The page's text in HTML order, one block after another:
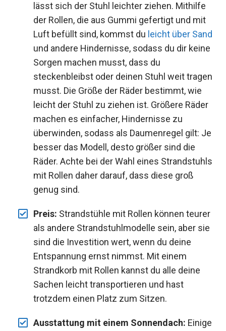
lässt sich der Stuhl leichter ziehen. Mithilfe
der Rollen, die aus Gummi gefertigt und mit
Luft befüllt sind, kommst du leicht über Sand
und andere Hindernisse, sodass du dir keine
Sorgen machen musst, dass du
steckenbleibst oder deinen Stuhl weit tragen
musst. Die Größe der Räder bestimmt, wie
leicht der Stuhl zu ziehen ist. Größere Räder
machen es einfacher, Hindernisse zu
überwinden, sodass als Daumenregel gilt: Je
besser das Modell, desto größer sind die
Räder. Achte bei der Wahl eines Strandstuhls
mit Rollen daher darauf, dass diese groß
genug sind.
Preis: Strandstühle mit Rollen können teurer
als andere Strandstuhlmodelle sein, aber sie
sind die Investition wert, wenn du deine
Entspannung ernst nimmst. Mit einem
Strandkorb mit Rollen kannst du alle deine
Sachen leicht transportieren und hast
trotzdem einen Platz zum Sitzen.
Ausstattung mit einem Sonnendach: Einige